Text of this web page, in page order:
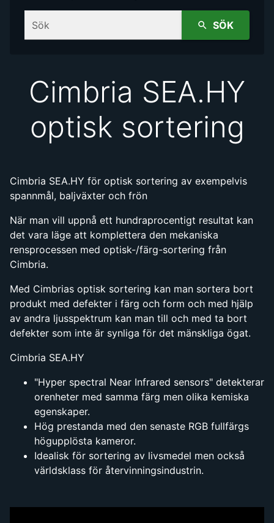
Sök SÖK
Cimbria SEA.HY
optisk sortering
Cimbria SEA.HY för optisk sortering av exempelvis
spannmål, baljväxter och frön
När man vill uppnå ett hundraprocentigt resultat kan
det vara läge att komplettera den mekaniska
rensprocessen med optisk-/färg-sortering från
Cimbria.
Med Cimbrias optisk sortering kan man sortera bort
produkt med defekter i färg och form och med hjälp
av andra ljusspektrum kan man till och med ta bort
defekter som inte är synliga för det mänskliga ögat.
Cimbria SEA.HY
"Hyper spectral Near Infrared sensors" detekterar
orenheter med samma färg men olika kemiska
egenskaper.
Hög prestanda med den senaste RGB fullfärgs
högupplösta kameror.
Idealisk för sortering av livsmedel men också
världsklass för återvinningsindustrin.